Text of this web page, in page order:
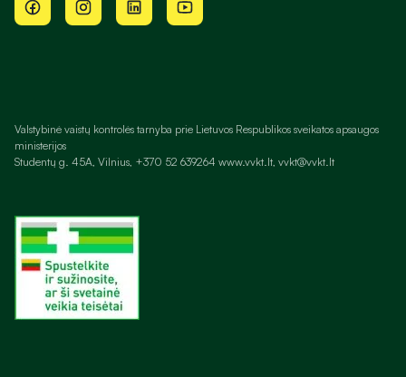
Valstybinė vaistų kontrolės tarnyba prie Lietuvos Respublikos sveikatos apsaugos
ministerijos
Studentų g. 45A, Vilnius, +370 52 639264 www.vvkt.lt, vvkt@vvkt.lt